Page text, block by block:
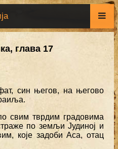
глава 17
син његов, на његово
свим тврдим градовима
по земљи Јудиној и
које задоби Аса, отац